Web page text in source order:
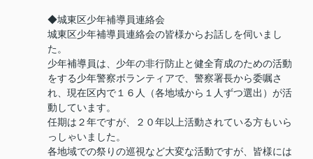
◆城東区少年補導員連絡会
城東区少年補導員連絡会の皆様からお話しを伺いまし
た。
少年補導員は、少年の非行防止と健全育成のための活動
をする少年警察ボランティアで、警察署長から委嘱さ
れ、現在区内で１６人（各地域から１人ずつ選出）が活
動しています。
任期は２年ですが、２０年以上活動されている方もいら
っしゃいました。
各地域での祭りの巡視など大変な活動ですが、皆様には